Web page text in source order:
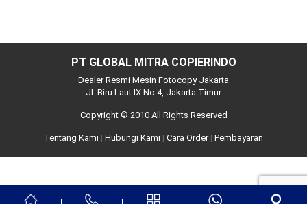
PT GLOBAL MITRA COPIERINDO
Dealer Resmi Mesin Fotocopy Jakarta
Jl. Biru Laut IX No.4, Jakarta Timur
Copyright © 2010 All Rights Reserved
Tentang Kami | Hubungi Kami | Cara Order| Pembayaran